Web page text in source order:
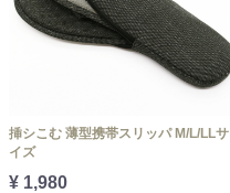
挿シこむ 薄型携帯スリッパ M/L/LLサ
イズ
¥ 1,980